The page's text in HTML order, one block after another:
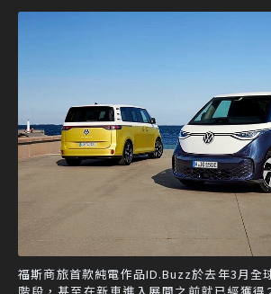
福斯商旅首款純電作品ID.Buzz於去年3月全